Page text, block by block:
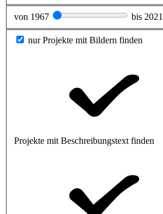
von 1967 bis 2021
nur Projekte mit Bildern finden
Projekte mit Beschreibungstext finden